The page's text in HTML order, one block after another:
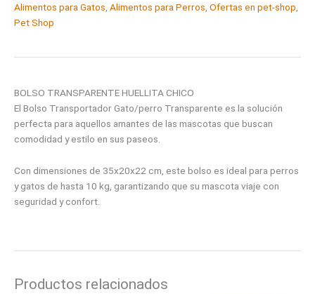
Alimentos para Gatos Alimentos para Perros Ofertas en pet-shop
Pet Shop
BOLSO TRANSPARENTE HUELLITA CHICO
El Bolso Transportador Gato/perro Transparente es la solución
perfecta para aquellos amantes de las mascotas que buscan
comodidad y estilo en sus paseos.
Con dimensiones de 35x20x22 cm, este bolso es ideal para perros
y gatos de hasta 10 kg, garantizando que su mascota viaje con
seguridad y confort.
Productos relacionados